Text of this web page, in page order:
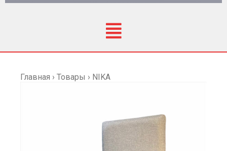
Главная › Товары › NIKA